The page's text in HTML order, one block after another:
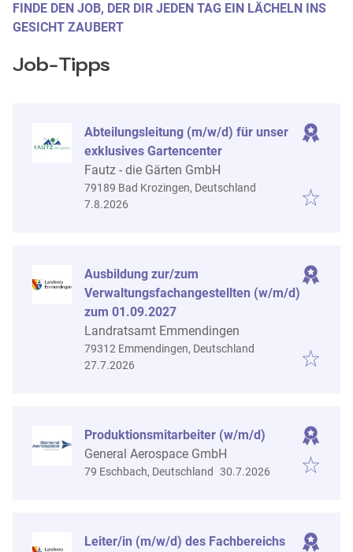
FINDE DEN JOB, DER DIR JEDEN TAG EIN LÄCHELN INS
GESICHT ZAUBERT
Job-Tipps
Abteilungsleitung (m/w/d) für unser
exklusives Gartencenter
Fautz - die Gärten GmbH
79189 Bad Krozingen, Deutschland
Veröffentlicht
7.8.2026
Ausbildung zur/zum
Verwaltungsfachangestellten (w/m/d)
zum 01.09.2027
Landratsamt Emmendingen
79312 Emmendingen, Deutschland
Veröffentlicht
27.7.2026
Produktionsmitarbeiter (w/m/d)
General Aerospace GmbH
79 Eschbach, Deutschland Veröffentlicht
30.7.2026
Leiter/in (m/w/d) des Fachbereichs